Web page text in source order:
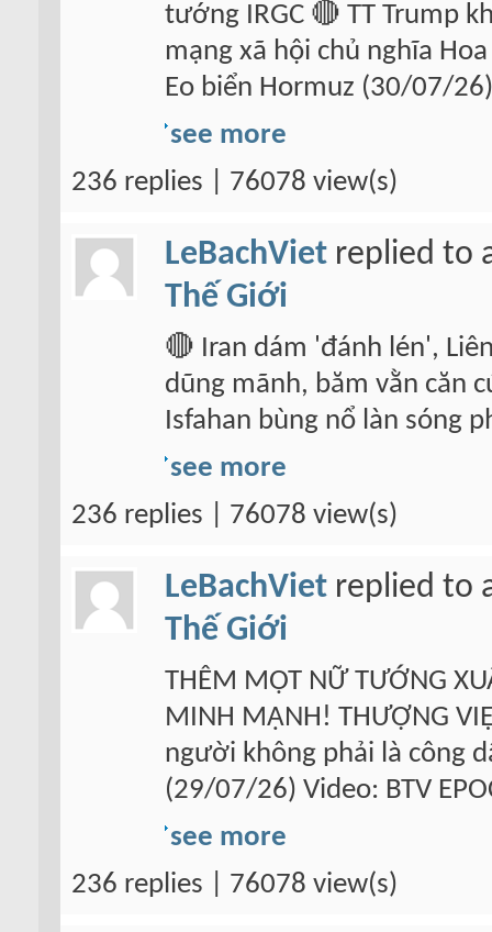
tướng IRGC 🔴 TT Trump
mạng xã hội chủ nghĩa
Eo biển Hormuz (30/07/
see more
236 replies | 76078 view(s)
LeBachViet replied to
Thế Giới
🔴 Iran dám 'đánh lén',
dũng mãnh, băm vằn căn
Isfahan bùng nổ làn sóng
see more
236 replies | 76078 view(s)
LeBachViet replied to
Thế Giới
THÊM MỘT NỮ TƯỚNG
MINH MẠNH! THƯỢNG
người không phải là công
(29/07/26) Video: BTV
see more
236 replies | 76078 view(s)